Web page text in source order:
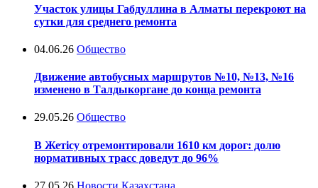
Участок улицы Габдуллина в Алматы перекроют на
сутки для среднего ремонта
04.06.26 Общество
Движение автобусных маршрутов №10, №13, №16
изменено в Талдыкоргане до конца ремонта
29.05.26 Общество
В Жетісу отремонтировали 1610 км дорог: долю
нормативных трасс доведут до 96%
27.05.26 Новости Казахстана